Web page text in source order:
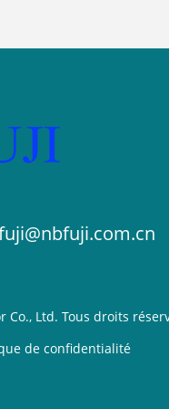
Ltd. Tous droits
de confidentialité